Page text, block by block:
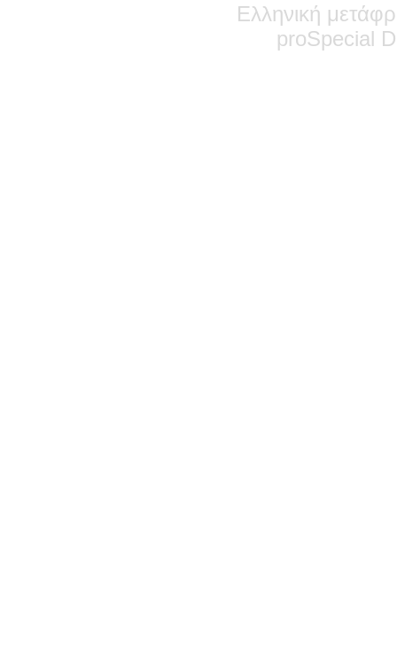
Ελληνική
proSpecial